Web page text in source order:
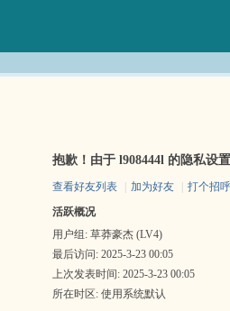
抱歉！由于 l908444l 的隐私设
查看好友列表 加为好友 打个招呼
活跃概况
用户组: 草莽豪杰 (LV4)
最后访问: 2025-3-23 00:05
上次发表时间: 2025-3-23 00:05
所在时区: 使用系统默认